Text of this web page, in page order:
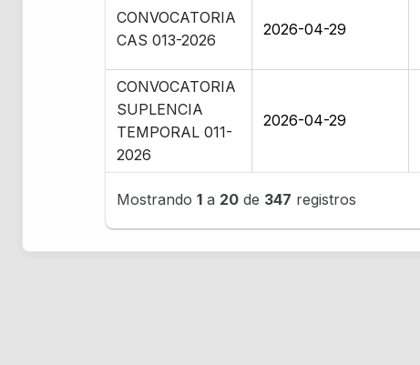
CONVOCATORIA
CAS 013-2026
2026-04-29
CONVOCATORIA
SUPLENCIA
TEMPORAL 011-
2026
2026-04-29
Mostrando 1 a 20 de 347 registros